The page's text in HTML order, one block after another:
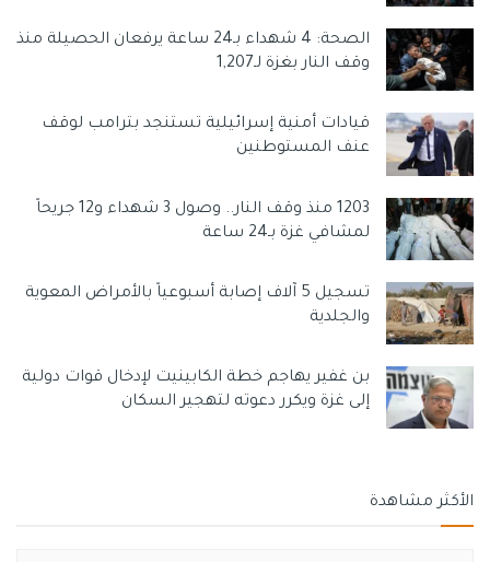
الصحة: 4 شهداء بـ24 ساعة يرفعان الحصيلة منذ
وقف النار بغزة لـ1,207
قيادات أمنية إسرائيلية تستنجد بترامب لوقف
عنف المستوطنين
1203 منذ وقف النار.. وصول 3 شهداء و12 جريحاً
لمشافي غزة بـ24 ساعة
تسجيل 5 آلاف إصابة أسبوعياً بالأمراض المعوية
والجلدية
بن غفير يهاجم خطة الكابينيت لإدخال قوات دولية
إلى غزة ويكرر دعوته لتهجير السكان
الأكثر مشاهدة